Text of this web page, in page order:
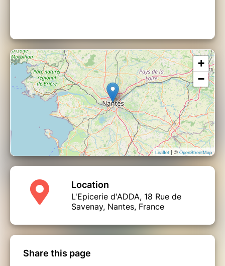
+
−
Leaflet| © OpenStreetMap
Location
L'Epicerie d'ADDA, 18 Rue de
Savenay, Nantes, France
Share this page